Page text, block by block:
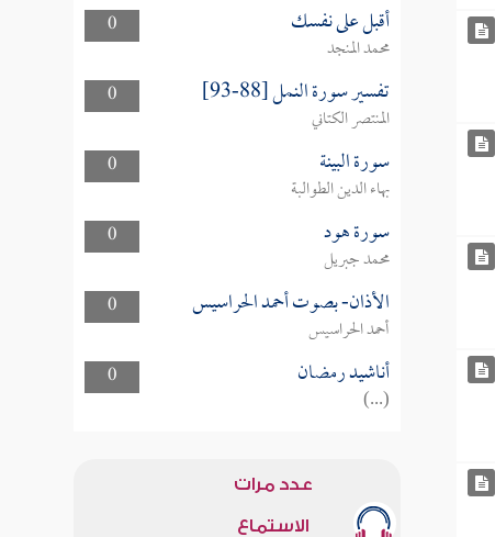
0 أقبل على نفسك
محمد المنجد
0
تفسير سورة النمل [88-93]
المنتصر الكتاني
0
سورة البينة
بهاء الدين الطوالبة
0
سورة هود
محمد جبريل
0
الأذان- بصوت أحمد الحراسيس
أحمد الحراسيس
0
أناشيد رمضان
(...)
عدد مرات
الاستماع